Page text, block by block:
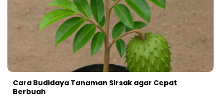
Cara Budidaya Tanaman Sirsak agar Cepat
Berbuah